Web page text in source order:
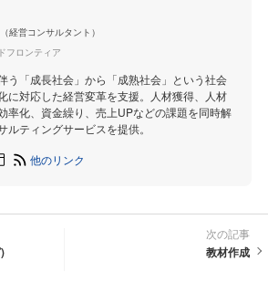
（経営コンサルタント）
フロンティア
う「成長社会」から「成熟社会」という社会
に対応した経営変革を支援。人材獲得、人材
率化、資金繰り、売上UPなどの課題を同時解
ルティングサービスを提供。
他のリンク
次の記事
教材作成